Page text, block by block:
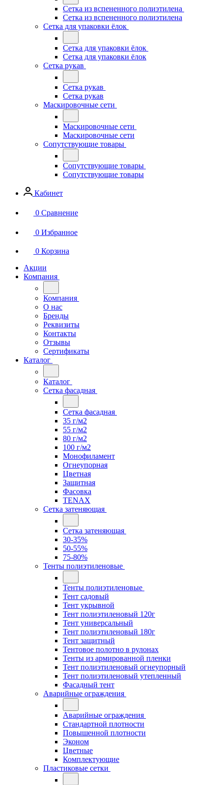
Сетка из вспененного полиэтилена
Сетка из вспененного полиэтилена
Сетка для упаковки ёлок
Сетка для упаковки ёлок
Сетка для упаковки ёлок
Сетка рукав
Сетка рукав
Сетка рукав
Маскировочные сети
Маскировочные сети
Маскировочные сети
Сопутствующие товары
Сопутствующие товары
Сопутствующие товары
Кабинет
0 Сравнение
0 Избранное
0 Корзина
Акции
Компания
Компания
О нас
Бренды
Реквизиты
Контакты
Отзывы
Сертификаты
Каталог
Каталог
Сетка фасадная
Сетка фасадная
35 г/м2
55 г/м2
80 г/м2
100 г/м2
Монофиламент
Огнеупорная
Цветная
Защитная
Фасовка
TENAX
Сетка затеняющая
Сетка затеняющая
30-35%
50-55%
75-80%
Тенты полиэтиленовые
Тенты полиэтиленовые
Тент садовый
Тент укрывной
Тент полиэтиленовый 120г
Тент универсальный
Тент полиэтиленовый 180г
Тент защитный
Тентовое полотно в рулонах
Тенты из армированной пленки
Тент полиэтиленовый огнеупорный
Тент полиэтиленовый утепленный
Фасадный тент
Аварийные ограждения
Аварийные ограждения
Стандартной плотности
Повышенной плотности
Эконом
Цветные
Комплектующие
Пластиковые сетки